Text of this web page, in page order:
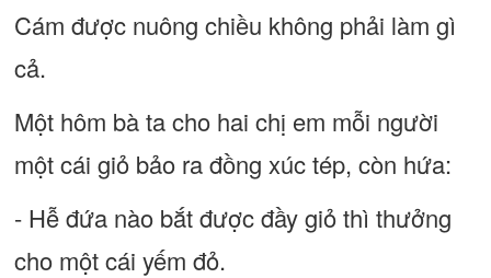
Cám được nuông chiều không phải làm gì
cả.
Một hôm bà ta cho hai chị em mỗi người
một cái giỏ bảo ra đồng xúc tép, còn hứa:
- Hễ đứa nào bắt được đầy giỏ thì thưởng
cho một cái yếm đỏ.